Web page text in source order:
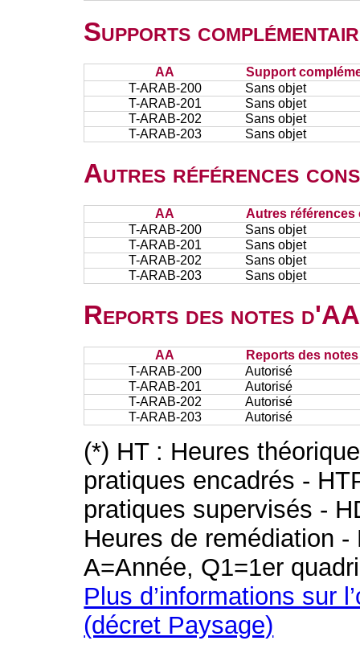
Supports
AA
Support
T-ARAB-200
Sans objet
T-ARAB-201
Sans objet
T-ARAB-202
Sans objet
T-ARAB-203
Sans objet
Autres références
AA
Autres références
T-ARAB-200
Sans objet
T-ARAB-201
Sans objet
T-ARAB-202
Sans objet
T-ARAB-203
Sans objet
Reports des notes
AA
Reports des
T-ARAB-200
Autorisé
T-ARAB-201
Autorisé
T-ARAB-202
Autorisé
T-ARAB-203
Autorisé
(*) HT : Heures
pratiques encadrés -
pratiques supervisés -
Heures de remédiation
A=Année, Q1=1er
Plus d’informations sur
(décret Paysage)